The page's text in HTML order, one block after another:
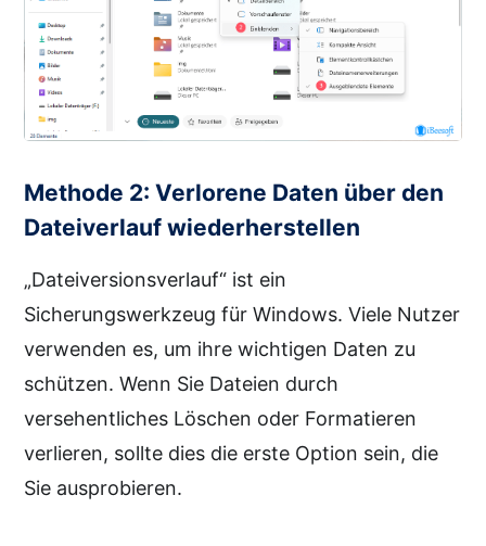
Methode 2: Verlorene Daten über den
Dateiverlauf wiederherstellen
„Dateiversionsverlauf“ ist ein
Sicherungswerkzeug für Windows. Viele Nutzer
verwenden es, um ihre wichtigen Daten zu
schützen. Wenn Sie Dateien durch
versehentliches Löschen oder Formatieren
verlieren, sollte dies die erste Option sein, die
Sie ausprobieren.